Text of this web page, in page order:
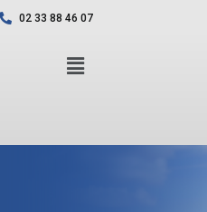
02 33 88 46 07